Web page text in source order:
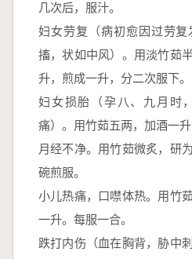
几次后，服汁。
妇女劳复（病初愈因过劳
搐，状如中风）。用淡竹茹
升，煎成一升，分二次服下。
妇女损胎（孕八、九月时
痛）。用竹茹五两，加酒一升
月经不净。用竹茹微炙，研
碗煎服。
小儿热痛，口噤体热。用竹
一升。每服一合。
跌打内伤（血在胸背，胁中